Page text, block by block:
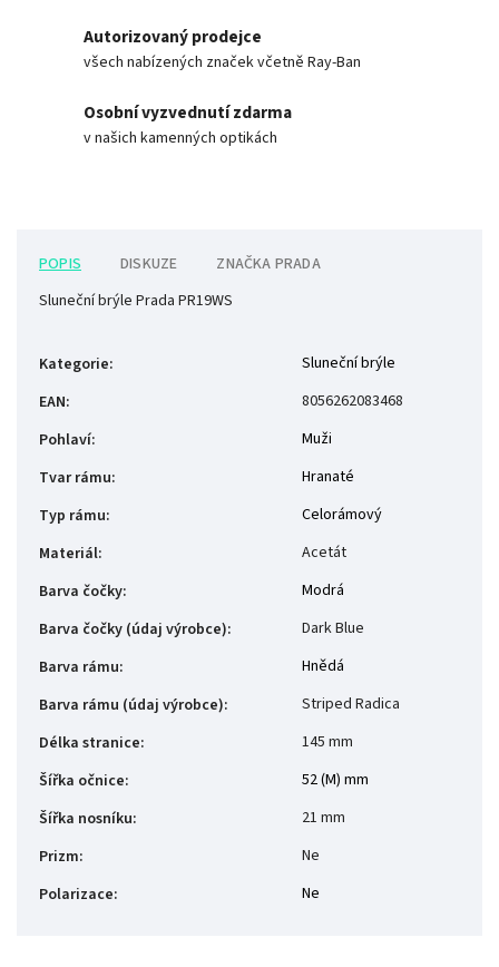
Autorizovaný prodejce
všech nabízených značek včetně Ray-Ban
Osobní vyzvednutí zdarma
v našich kamenných optikách
POPIS DISKUZE ZNAČKA PRADA
Sluneční brýle Prada PR19WS
Kategorie:
Sluneční brýle
EAN:
8056262083468
Pohlaví:
Muži
Tvar rámu:
Hranaté
Typ rámu:
Celorámový
Materiál:
Acetát
Barva čočky:
Modrá
Barva čočky (údaj výrobce):
Dark Blue
Barva rámu:
Hnědá
Barva rámu (údaj výrobce):
Striped Radica
Délka stranice:
145 mm
Šířka očnice:
52 (M) mm
Šířka nosníku:
21 mm
Prizm:
Ne
Polarizace: Ne